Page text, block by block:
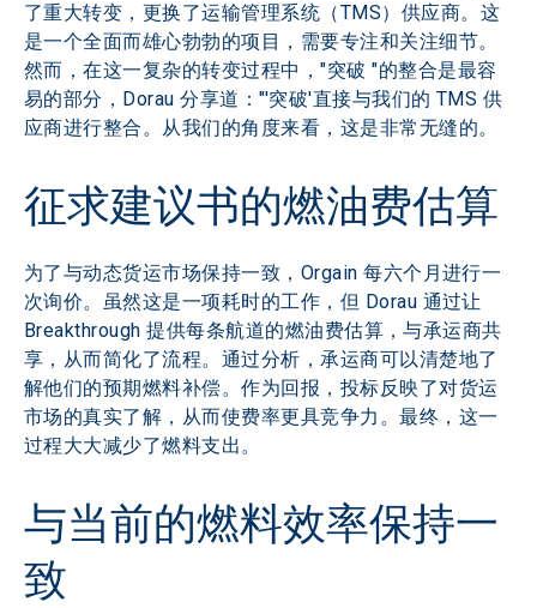
了重大转变，更换了运输管理系统（TMS）供应商。这
是一个全面而雄心勃勃的项目，需要专注和关注细节。
然而，在这一复杂的转变过程中，"突破 "的整合是最容
易的部分，Dorau 分享道："'突破'直接与我们的 TMS 供
应商进行整合。从我们的角度来看，这是非常无缝的。
征求建议书的燃油费估算
为了与动态货运市场保持一致，Orgain 每六个月进行一
次询价。虽然这是一项耗时的工作，但 Dorau 通过让
Breakthrough 提供每条航道的燃油费估算，与承运商共
享，从而简化了流程。通过分析，承运商可以清楚地了
解他们的预期燃料补偿。作为回报，投标反映了对货运
市场的真实了解，从而使费率更具竞争力。最终，这一
过程大大减少了燃料支出。
与当前的燃料效率保持一
致